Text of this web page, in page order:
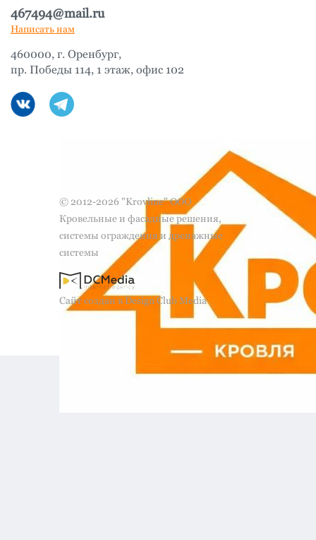
© 2012-2026 "Krovline" ООО
Кровельные и фасадные решения,
системы ограждения и дренажные
системы
Сайт создан в Design Club Media
467494@mail.ru
Написать нам
460000, г. Оренбург,
пр. Победы 114, 1 этаж, офис 102